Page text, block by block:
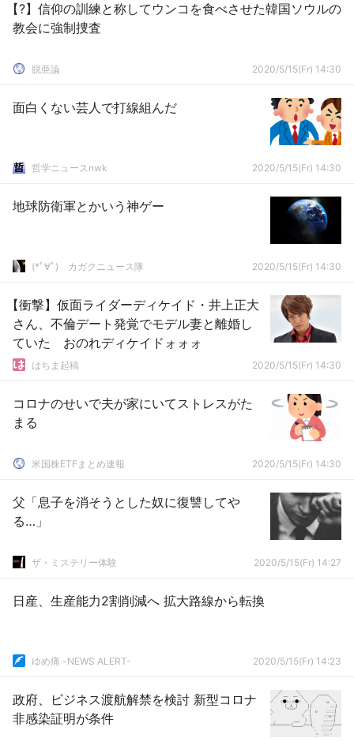
【?】信仰の訓練と称してウンコを食べさせた韓国ソウルの
教会に強制捜査
脱亜論 2020/5/15(Fr) 14:30
面白くない芸人で打線組んだ
哲学ニュースnwk 2020/5/15(Fr) 14:30
地球防衛軍とかいう神ゲー
(*ﾟ∀ﾟ)ゞカガクニュース隊 2020/5/15(Fr) 14:30
【衝撃】仮面ライダーディケイド・井上正大
さん、不倫デート発覚でモデル妻と離婚し
ていた おのれディケイドォォォ
はちま起稿 2020/5/15(Fr) 14:30
コロナのせいで夫が家にいてストレスがた
まる
米国株ETFまとめ速報 2020/5/15(Fr) 14:30
父「息子を消そうとした奴に復讐してや
る…」
ザ・ミステリー体験 2020/5/15(Fr) 14:27
日産、生産能力2割削減へ 拡大路線から転換
ゆめ痛 -NEWS ALERT- 2020/5/15(Fr) 14:23
政府、ビジネス渡航解禁を検討 新型コロナ
非感染証明が条件